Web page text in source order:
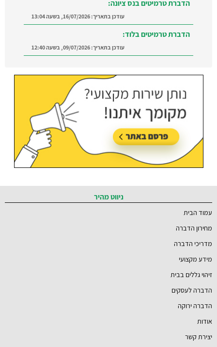
עודכן בתאריך:
הדברה ברמת השרון:מצאו מדביר מוסמך ומקצועי
ברמת השרון והסביבה
עודכן בתאריך:21/07/2026, בשעה 12:58
ובמהירות.
עודכן בתאריך:21/07/2026, בשעה 12:58
ניווט מהיר
עמוד הבית
מחירון הדברה
מדריכי הדברה
מידע מקצועי
זיהוי גללים בבית
הדברה לעסקים
הדברה ירוקה
אודות
יצירת קשר